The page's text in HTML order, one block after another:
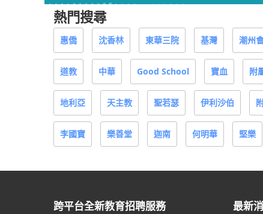
熱門搜尋
惠僑 沈香林 東華三院 基灣 潮州
道教 中華 Good School 寶血 附
地利亞 天主教 聖若瑟 伊利沙伯
李國寶 樂善堂 迦南 何明華 堅樂
跨平台全新教育招聘服務 最新